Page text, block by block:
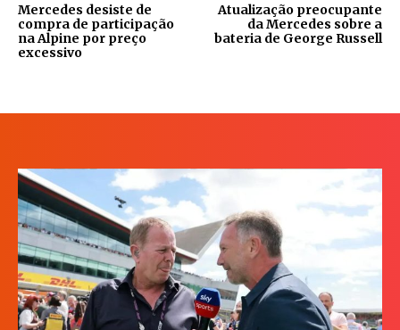
Mercedes desiste de
compra de participação
na Alpine por preço
excessivo
Atualização preocupante
da Mercedes sobre a
bateria de George Russell